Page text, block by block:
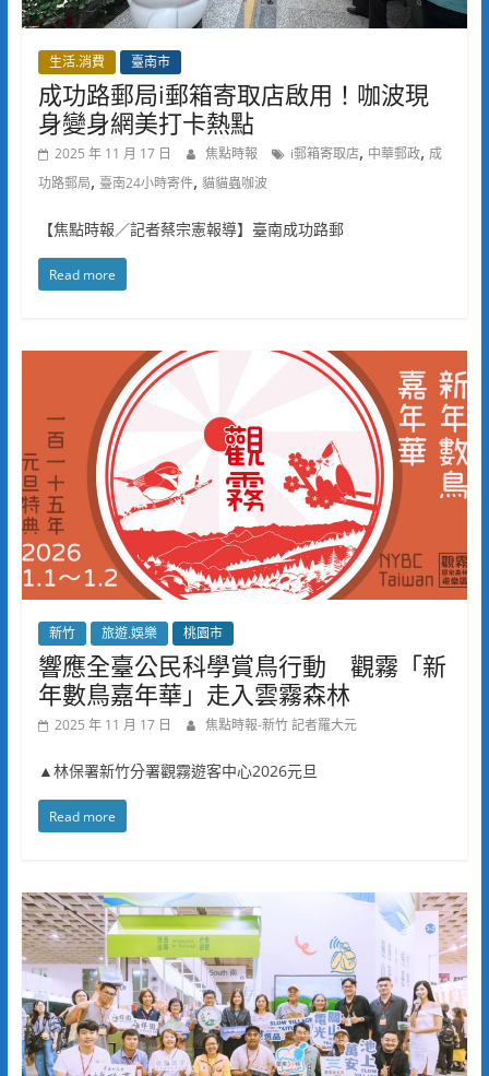
生活.消費 臺南市
成功路郵局i郵箱寄取店啟用！咖波現
身變身網美打卡熱點
2025 年 11 月 17 日 焦點時報 i郵箱寄取店, 中華郵政, 成
功路郵局, 臺南24小時寄件, 貓貓蟲咖波
【焦點時報／記者蔡宗憲報導】臺南成功路郵
Read more
新竹 旅遊.娛樂 桃園市
響應全臺公民科學賞鳥行動 觀霧「新
年數鳥嘉年華」走入雲霧森林
2025 年 11 月 17 日 焦點時報-新竹 記者羅大元
▲林保署新竹分署觀霧遊客中心2026元旦
Read more